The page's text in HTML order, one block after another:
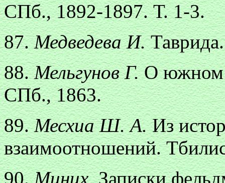
СПб., 1892-1897. Т. 1-3.
87.Медведева И.
88.Мельгунов Г.О южном
СПб., 1863.
89.Месхиа Ш. А.Из
взаимоотношений.
90.Миних.Записки